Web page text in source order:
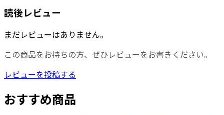
読後レビュー
まだレビューはありません。
この商品をお持ちの方、ぜひレビューをお書きください。
レビューを投稿する
おすすめ商品